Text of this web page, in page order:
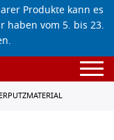
Produkte kann es
haben vom 5. bis 23.